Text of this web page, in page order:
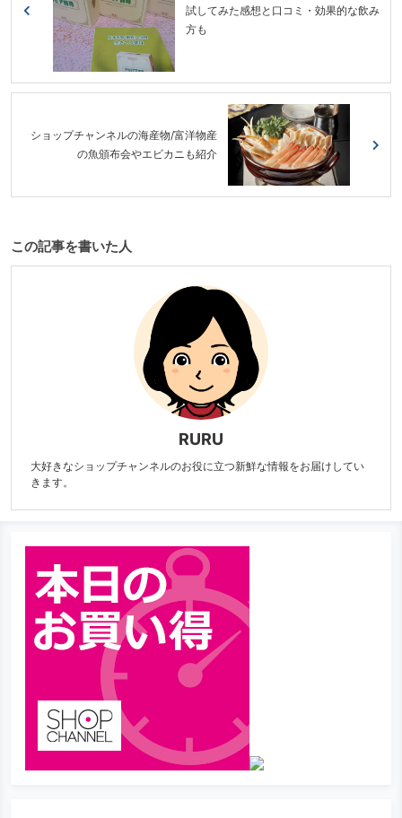
試してみた感想と口コミ・効果的な飲み
方も
ショップチャンネルの海産物/富洋物産
の魚頒布会やエビカニも紹介
この記事を書いた人
RURU
大好きなショップチャンネルのお役に立つ新鮮な情報をお届けしてい
きます。